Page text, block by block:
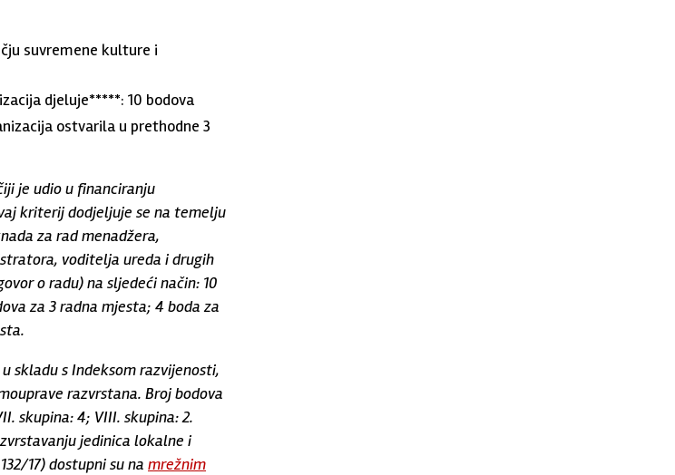
suvremene kulture i
djeluje*****: 10 bodova
ostvarila u prethodne 3
je udio u financiranju
kriterij dodjeljuje se na temelju
za rad menadžera,
voditelja ureda i drugih
o radu) na sljedeći način: 10
za 3 radna mjesta; 4 boda za
skladu s Indeksom razvijenosti,
razvrstana. Broj bodova
skupina: 4; VIII. skupina: 2.
jedinica lokalne i
17) dostupni su na mrežnim